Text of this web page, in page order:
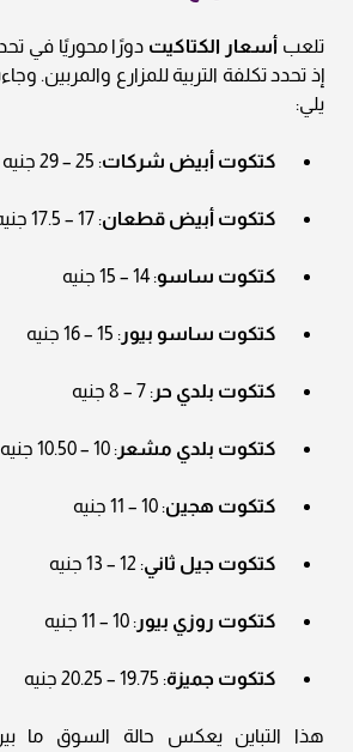
تلعب أسعار الكتاكيت دورًا محوريًا في
إذ تحدد تكلفة التربية للمزارع والمربين.
يلي:
كتكوت أبيض شركات: 25 – 29 جنيه
كتكوت أبيض قطعان: 17 – 17.5 جنيه
كتكوت ساسو: 14 – 15 جنيه
كتكوت ساسو بيور: 15 – 16 جنيه
كتكوت بلدي حر: 7 – 8 جنيه
كتكوت بلدي مشعر: 10 – 10.50 جنيه
كتكوت هجين: 10 – 11 جنيه
كتكوت جيل ثاني: 12 – 13 جنيه
كتكوت روزي بيور: 10 – 11 جنيه
كتكوت جميزة: 19.75 – 20.25 جنيه
هذا التباين يعكس حالة السوق ما